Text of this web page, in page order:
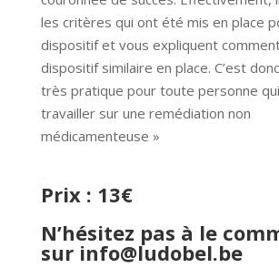
les critères qui ont été mis en place
dispositif et vous expliquent
dispositif similaire en place. C’est
très pratique pour toute personne
travailler sur une remédiation non
médicamenteuse »
Prix : 13€
N’hésitez pas à le
sur info@ludobel.be